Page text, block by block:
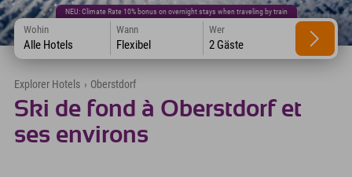
NEU: Climate Rate 10% bonus on overnight stays when traveling by train
Wohin
Alle Hotels
Wann
Flexibel
Wer
2 Gäste
Explorer Hotels › Oberstdorf
Ski de fond à Oberstdorf et
ses environs